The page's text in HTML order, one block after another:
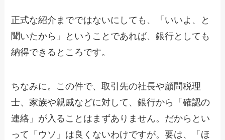
正式な紹介までではないにしても、「いいよ、と
聞いたから」ということであれば、銀行としても
納得できるところです。
ちなみに。この件で、取引先の社長や顧問税理
士、家族や親戚などに対して、銀行から「確認の
連絡」が入ることはまずありません。だからとい
って「ウソ」は良くないわけですが。要は、「ほ